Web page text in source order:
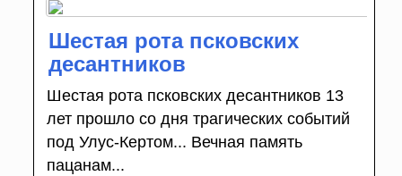
Шестая рота псковских
десантников
Шестая рота псковских десантников 13
лет прошло со дня трагических событий
под Улус-Кертом... Вечная память
пацанам...